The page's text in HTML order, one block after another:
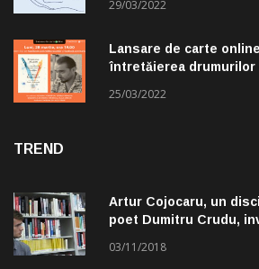
29/03/2022
Lansare de carte
întretăierea drumurilor
25/03/2022
TREND
Artur Cojocaru, un
poet Dumitru Crudu,
03/11/2018